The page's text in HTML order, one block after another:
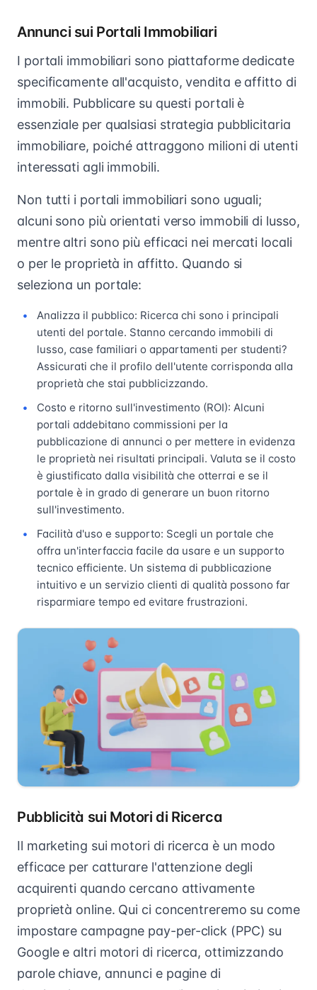
Annunci sui Portali Immobiliari
I portali immobiliari sono piattaforme dedicate
specificamente all'acquisto, vendita e affitto di
immobili. Pubblicare su questi portali è
essenziale per qualsiasi strategia pubblicitaria
immobiliare, poiché attraggono milioni di utenti
interessati agli immobili.
Non tutti i portali immobiliari sono uguali;
alcuni sono più orientati verso immobili di lusso,
mentre altri sono più efficaci nei mercati locali
o per le proprietà in affitto. Quando si
seleziona un portale:
Analizza il pubblico: Ricerca chi sono i principali
utenti del portale. Stanno cercando immobili di
lusso, case familiari o appartamenti per studenti?
Assicurati che il profilo dell'utente corrisponda alla
proprietà che stai pubblicizzando.
Costo e ritorno sull'investimento (ROI): Alcuni
portali addebitano commissioni per la
pubblicazione di annunci o per mettere in evidenza
le proprietà nei risultati principali. Valuta se il costo
è giustificato dalla visibilità che otterrai e se il
portale è in grado di generare un buon ritorno
sull'investimento.
Facilità d'uso e supporto: Scegli un portale che
offra un'interfaccia facile da usare e un supporto
tecnico efficiente. Un sistema di pubblicazione
intuitivo e un servizio clienti di qualità possono far
risparmiare tempo ed evitare frustrazioni.
Pubblicità sui Motori di Ricerca
Il marketing sui motori di ricerca è un modo
efficace per catturare l'attenzione degli
acquirenti quando cercano attivamente
proprietà online. Qui ci concentreremo su come
impostare campagne pay-per-click (PPC) su
Google e altri motori di ricerca, ottimizzando
parole chiave, annunci e pagine di